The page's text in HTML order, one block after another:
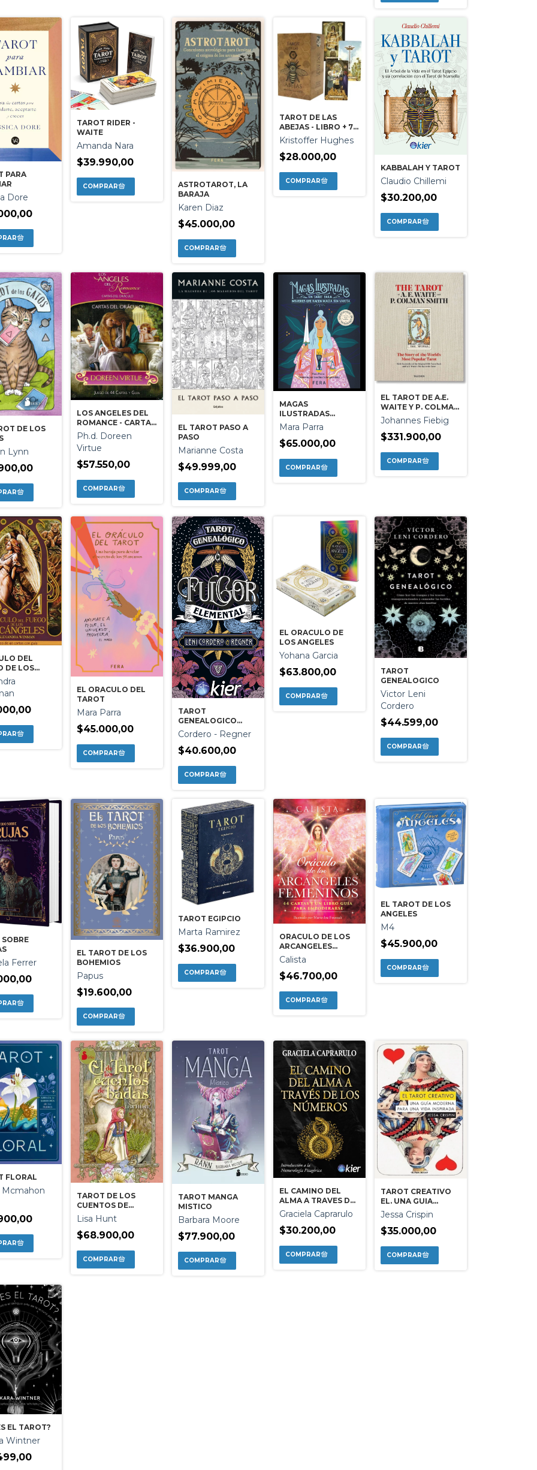
PARA
Dore
TAROT RIDER -
WAITE
Amanda Nara
$39.990,00
ASTROTAROT, LA
BARAJA
Karen Diaz
$45.000,00
TAROT DE LAS
ABEJAS - LIBRO + 78
CARTAS
Kristoffer Hughes
$28.000,00
KABBALAH Y TAROT
Claudio Chillemi
$30.200,00
DE LOS
Lynn
LOS ANGELES DEL
ROMANCE - CARTAS
DEL ORACULO
Ph.d. Doreen
Virtue
$57.550,00
EL TAROT PASO A
PASO
Marianne Costa
$49.999,00
MAGAS
ILUSTRADAS
EDICION ESPECIAL
Mara Parra
$65.000,00
EL TAROT DE A.E.
WAITE Y P. COLMAN
SMITH
Johannes Fiebig
$331.900,00
DEL
DE LOS
CON
EL ORACULO DEL
TAROT
Mara Parra
$45.000,00
TAROT
GENEALOGICO
FULGOR
ELEMENTAL
Cordero - Regner
$40.600,00
EL ORACULO DE
LOS ANGELES
Yohana Garcia
$63.800,00
TAROT
GENEALOGICO
Victor Leni
Cordero
$44.599,00
Ferrer
EL TAROT DE LOS
BOHEMIOS
Papus
$19.600,00
TAROT EGIPCIO
Marta Ramirez
$36.900,00
ORACULO DE LOS
ARCANGELES
FEMENINOS
Calista
$46.700,00
EL TAROT DE LOS
ANGELES
M4
$45.900,00
FLORAL
Mcmahon
TAROT DE LOS
CUENTOS DE
HADAS EL -
ESTUCHE
Lisa Hunt
$68.900,00
TAROT MANGA
MISTICO
Barbara Moore
$77.900,00
EL CAMINO DEL
ALMA A TRAVES DE
LOS NUMEROS
Graciela Caprarulo
$30.200,00
TAROT CREATIVO
EL. UNA GUIA
MODERNA PARA
UNA VIDA
INSPIRADA
Jessa Crispin
$35.000,00
EL TAROT?
Wintner